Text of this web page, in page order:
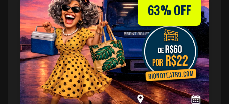
63% OFF